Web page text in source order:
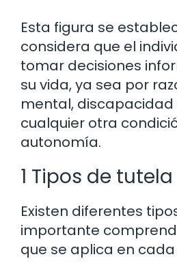
Esta figura se
considera que el
tomar decisiones
su vida, ya sea por
mental, discapacidad
cualquier otra
autonomía.
1 Tipos de tutela
Existen diferentes
importante
que se aplica en